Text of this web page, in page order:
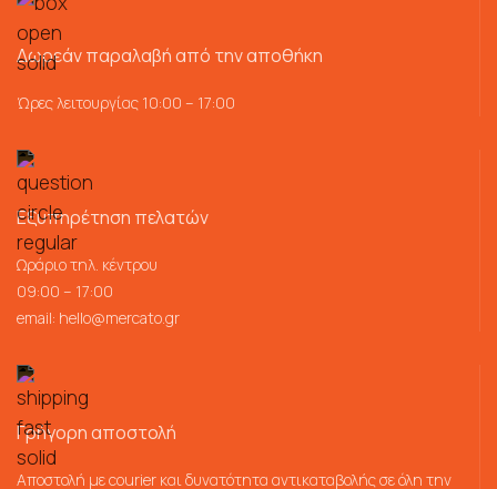
Δωρεάν παραλαβή από την αποθήκη
Ώρες λειτουργίας 10:00 – 17:00
Εξυπηρέτηση πελατών
Ωράριο τηλ. κέντρου
09:00 – 17:00
email: hello@mercato.gr
Γρήγορη αποστολή
Αποστολή με courier και δυνατότητα αντικαταβολής σε όλη την